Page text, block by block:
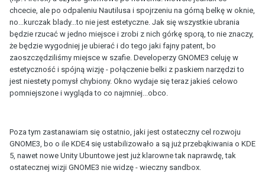
chcecie, ale po odpaleniu Nautilusa i spojrzeniu na górną belkę w oknie,
no...kurczak blady...to nie jest estetyczne. Jak się wszystkie ubrania
będzie rzucać w jedno miejsce i zrobi z nich górkę sporą, to nie znaczy,
że będzie wygodniej je ubierać i do tego jaki fajny patent, bo
zaoszczędziliśmy miejsce w szafie. Developerzy GNOME3 celuję w
estetyczność i spójną wizję - połączenie belki z paskiem narzędzi to
jest niestety pomysł chybiony. Okno wydaje się teraz jakieś celowo
pomniejszone i wygląda to co najmniej...obco.
Poza tym zastanawiam się ostatnio, jaki jest ostateczny cel rozwoju
GNOME3, bo o ile KDE4 się ustabilizowało a są już przebąkiwania o KDE
5, nawet nowe Unity Ubuntowe jest już klarowne tak naprawdę, tak
ostatecznej wizji GNOME3 nie widzę - wieczny sandbox.